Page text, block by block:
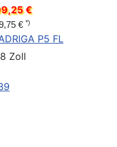
€
€ *)
P5 FL
Zoll